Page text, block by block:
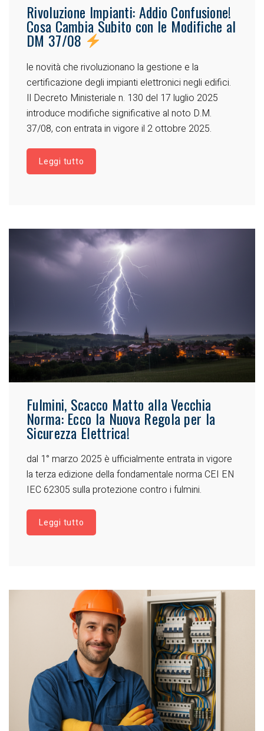
Rivoluzione Impianti: Addio Confusione!
Cosa Cambia Subito con le Modifiche al
DM 37/08
le novità che rivoluzionano la gestione e la
certificazione degli impianti elettronici negli edifici.
Il Decreto Ministeriale n. 130 del 17 luglio 2025
introduce modifiche significative al noto D.M.
37/08, con entrata in vigore il 2 ottobre 2025.
Leggi tutto
Fulmini, Scacco Matto alla Vecchia
Norma: Ecco la Nuova Regola per la
Sicurezza Elettrica!
dal 1° marzo 2025 è ufficialmente entrata in vigore
la terza edizione della fondamentale norma CEI EN
IEC 62305 sulla protezione contro i fulmini.
Leggi tutto